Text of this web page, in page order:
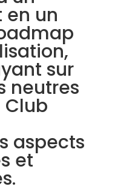
un
sur
neutres
aspects
et